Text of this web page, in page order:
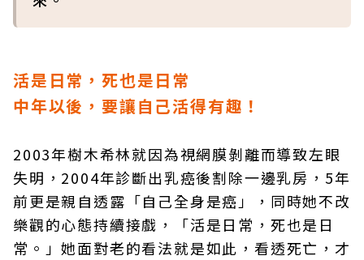
活是日常，死也是日常
中年以後，要讓自己活得有趣！
2003年樹木希林就因為視網膜剝離而導致左眼
失明，2004年診斷出乳癌後割除一邊乳房，5年
前更是親自透露「自己全身是癌」，同時她不改
樂觀的心態持續接戲，「活是日常，死也是日
常。」她面對老的看法就是如此，看透死亡，才